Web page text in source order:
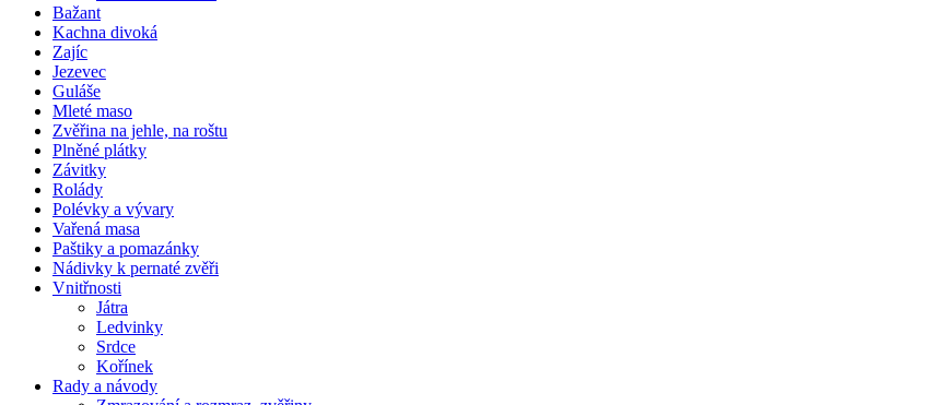
Bažant
Kachna divoká
Zajíc
Jezevec
Guláše
Mleté maso
Zvěřina na jehle, na roštu
Plněné plátky
Závitky
Rolády
Polévky a vývary
Vařená masa
Paštiky a pomazánky
Nádivky k pernaté zvěři
Vnitřnosti
Játra
Ledvinky
Srdce
Kořínek
Rady a návody